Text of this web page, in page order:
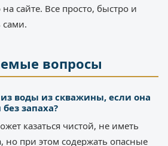
сайте. Все просто, быстро и
сами.
вопросы
воды из скважины, если она
запаха?
казаться чистой, не иметь
но при этом содержать опасные